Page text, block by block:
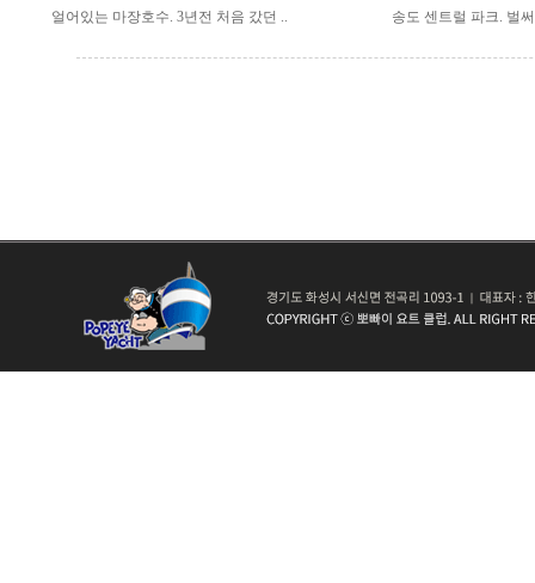
얼어있는 마장호수. 3년전 처음 갔던 .. 송도 센트럴 파크. 벌